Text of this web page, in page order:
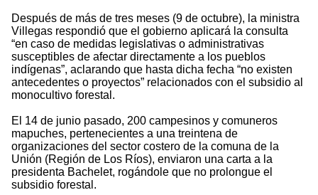
Después de más de tres meses (9 de octubre), la ministra
Villegas respondió que el gobierno aplicará la consulta
“en caso de medidas legislativas o administrativas
susceptibles de afectar directamente a los pueblos
indígenas”, aclarando que hasta dicha fecha “no existen
antecedentes o proyectos” relacionados con el subsidio al
monocultivo forestal.
El 14 de junio pasado, 200 campesinos y comuneros
mapuches, pertenecientes a una treintena de
organizaciones del sector costero de la comuna de la
Unión (Región de Los Ríos), enviaron una carta a la
presidenta Bachelet, rogándole que no prolongue el
subsidio forestal.